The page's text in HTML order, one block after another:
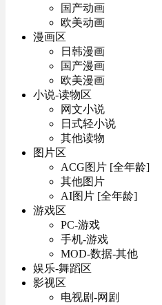
国产动画
欧美动画
漫画区
日韩漫画
国产漫画
欧美漫画
小说-读物区
网文小说
日式轻小说
其他读物
图片区
ACG图片 [全年龄]
其他图片
AI图片 [全年龄]
游戏区
PC-游戏
手机-游戏
MOD-数据-其他
娱乐-舞蹈区
影视区
电视剧-网剧